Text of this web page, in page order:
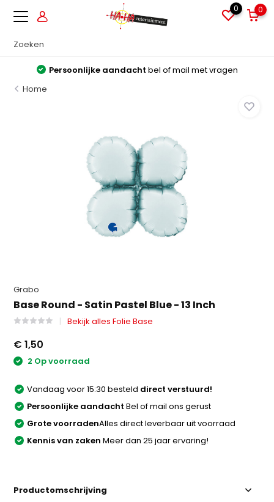
0 0
Persoonlijke aandacht bel of mail met vragen
Home
Grabo
Base Round - Satin Pastel Blue - 13 Inch
Bekijk alles Folie Base
€ 1,50
2 Op voorraad
Vandaag voor 15:30 besteld direct verstuurd!
Persoonlijke aandacht Bel of mail ons gerust
Grote voorradenAlles direct leverbaar uit voorraad
Kennis van zaken Meer dan 25 jaar ervaring!
Productomschrijving